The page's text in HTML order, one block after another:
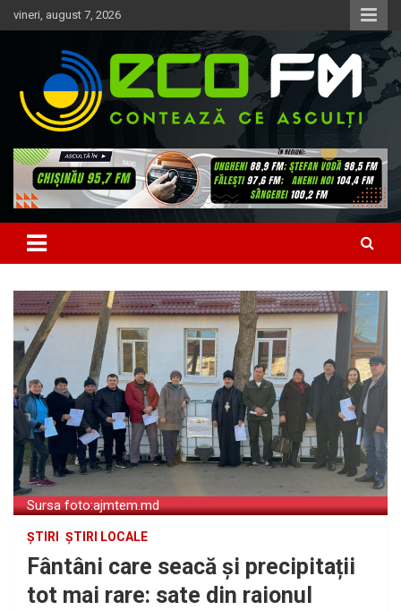
Skip
to
vineri, august 7, 2026
EcoFM
Sursa foto:ajmtem.md
ȘTIRI ȘTIRI LOCALE
Fântâni care seacă și precipitații
tot mai rare: sate din raionul